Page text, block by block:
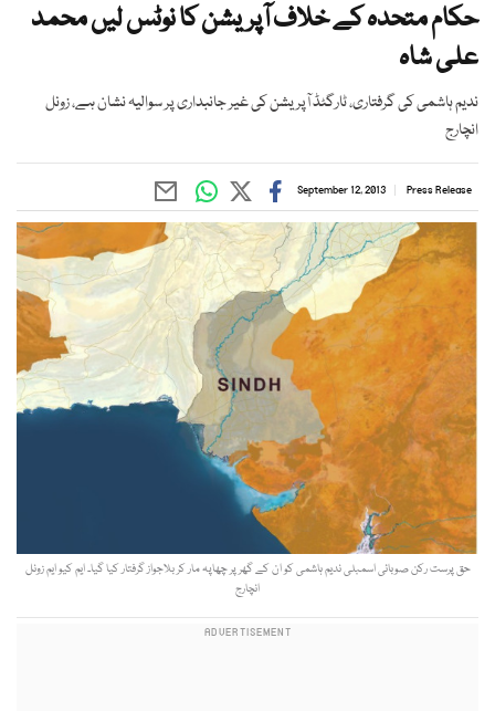
حکام متحدہ کے خلاف آپریشن کا نوٹس لیں محمد
علی شاہ
ندیم ہاشمی کی گرفتاری، ٹارگٹڈ آپریشن کی غیر جانبداری پر سوالیہ نشان ہے، زونل
انچارج
Press Release
September 12, 2013
حق پرست رکن صوبائی اسمبلی ندیم ہاشمی کو ان کے گھر پر چھاپہ مار کر بلاجواز گرفتار کیا گیا۔ ایم کیو ایم زونل
انچارج